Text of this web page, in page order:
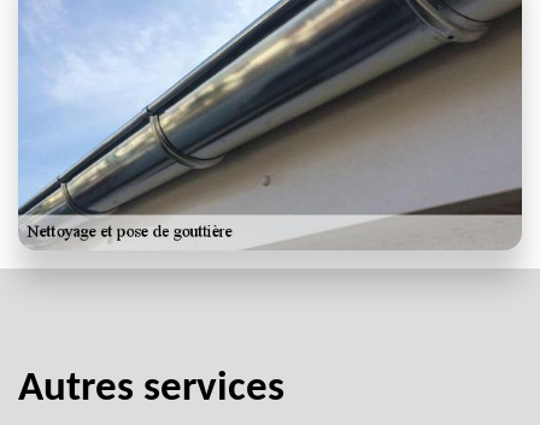
Autres services